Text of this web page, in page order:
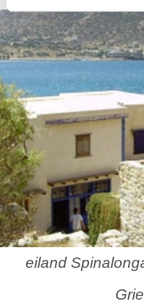
eiland